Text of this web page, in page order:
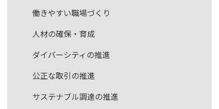
働きやすい職場づくり
人材の確保・育成
ダイバーシティの推進
公正な取引の推進
サステナブル調達の推進